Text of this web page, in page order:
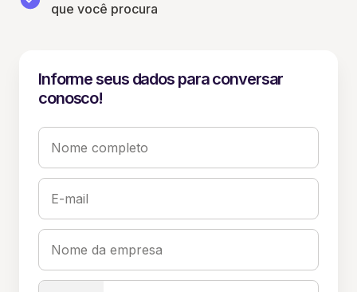
que você procura
Informe seus dados para conversar
conosco!
Nome completo
E-mail
Nome da empresa